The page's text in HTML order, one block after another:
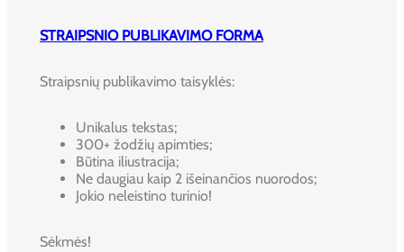
STRAIPSNIO PUBLIKAVIMO FORMA
Straipsnių publikavimo taisyklės:
Unikalus tekstas;
300+ žodžių apimties;
Būtina iliustracija;
Ne daugiau kaip 2 išeinančios nuorodos;
Jokio neleistino turinio!
Sėkmės!